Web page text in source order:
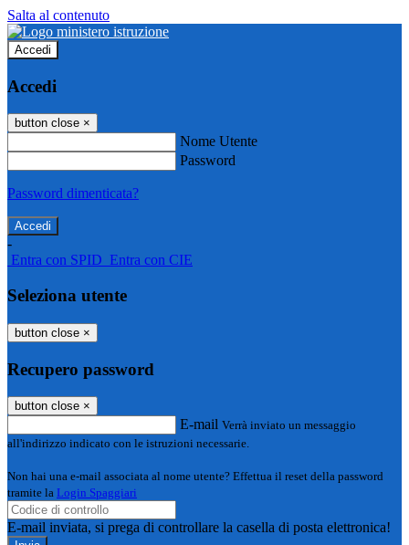
Salta al contenuto
Accedi
Accedi
button close ×
Nome Utente
Password
Password dimenticata?
-
Entra con SPID Entra con CIE
Seleziona utente
button close ×
Recupero password
button close ×
E-mail Verrà inviato un messaggio
all'indirizzo indicato con le istruzioni necessarie.
Non hai una e-mail associata al nome utente? Effettua il reset della password
tramite la Login Spaggiari
E-mail inviata, si prega di controllare la casella di posta elettronica!